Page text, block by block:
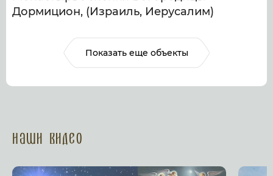
Дормицион, (Израиль, Иерусалим)
Показать еще объекты
Наши Видео